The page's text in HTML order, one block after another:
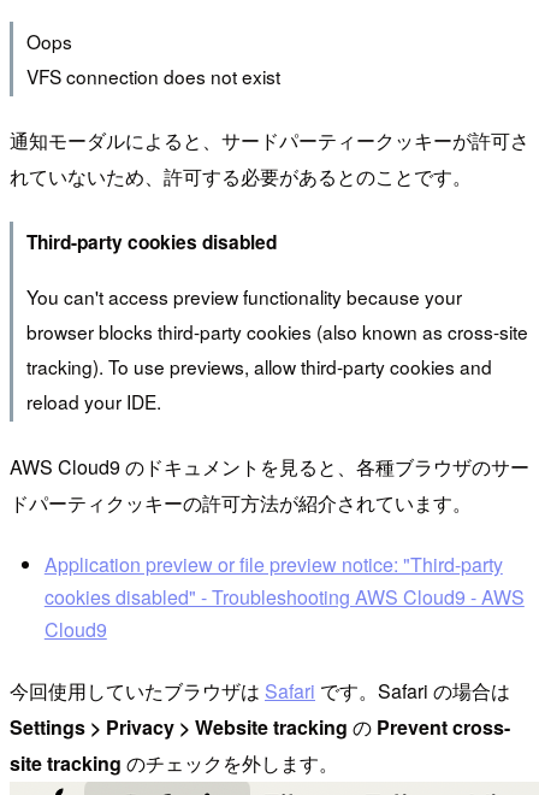
Oops
VFS connection does not exist
通知モーダルによると、サードパーティークッキーが許可さ
れていないため、許可する必要があるとのことです。
Third-party cookies disabled
You can't access preview functionality because your
browser blocks third-party cookies (also known as cross-site
tracking). To use previews, allow third-party cookies and
reload your IDE.
AWS Cloud9 のドキュメントを見ると、各種ブラウザのサー
ドパーティクッキーの許可方法が紹介されています。
Application preview or file preview notice: "Third-party
cookies disabled" - Troubleshooting AWS Cloud9 - AWS
Cloud9
今回使用していたブラウザは Safari です。Safari の場合は
Settings > Privacy > Website tracking の Prevent cross-
site tracking のチェックを外します。